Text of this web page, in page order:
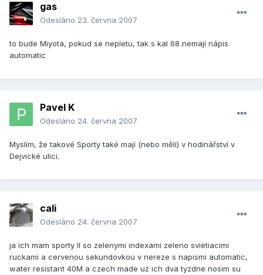
gas
Odesláno 23. června 2007
to bude Miyota, pokud se nepletu, tak s kal 68 nemají nápis
automatic
Pavel K
Odesláno 24. června 2007
Myslím, že takové Sporty také mají (nebo měli) v hodinářství v
Dejvické ulici.
cali
Odesláno 24. června 2007
ja ich mam sporty II so zelenymi indexami zeleno svietiacimi
ruckami a cervenou sekundovkou v nereze s napismi automatic,
water resistant 40M a czech made uz ich dva tyzdne nosim su